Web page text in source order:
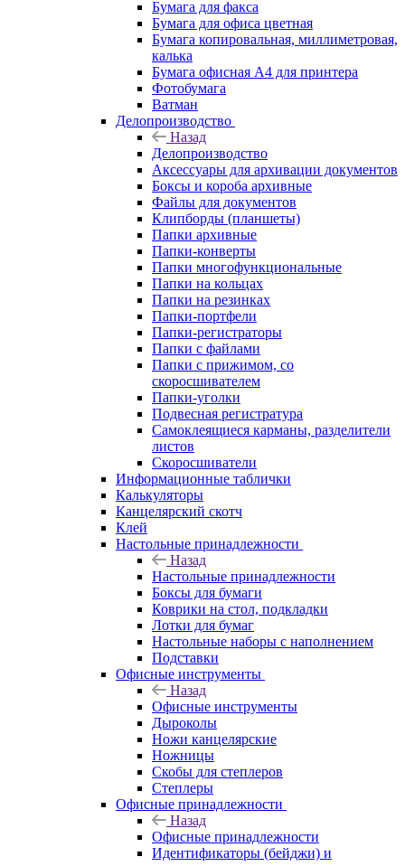
Бумага для факса
Бумага для офиса цветная
Бумага копировальная, миллиметровая,
калька
Бумага офисная А4 для принтера
Фотобумага
Ватман
Делопроизводство
Назад
Делопроизводство
Аксессуары для архивации документов
Боксы и короба архивные
Файлы для документов
Клипборды (планшеты)
Папки архивные
Папки-конверты
Папки многофункциональные
Папки на кольцах
Папки на резинках
Папки-портфели
Папки-регистраторы
Папки с файлами
Папки с прижимом, со
скоросшивателем
Папки-уголки
Подвесная регистратура
Самоклеящиеся карманы, разделители
листов
Скоросшиватели
Информационные таблички
Калькуляторы
Канцелярский скотч
Клей
Настольные принадлежности
Назад
Настольные принадлежности
Боксы для бумаги
Коврики на стол, подкладки
Лотки для бумаг
Настольные наборы с наполнением
Подставки
Офисные инструменты
Назад
Офисные инструменты
Дыроколы
Ножи канцелярские
Ножницы
Скобы для степлеров
Степлеры
Офисные принадлежности
Назад
Офисные принадлежности
Идентификаторы (бейджи) и